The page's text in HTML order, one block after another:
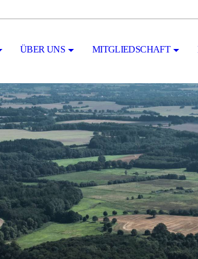
ÜBER UNS MITGLIEDSCHAFT